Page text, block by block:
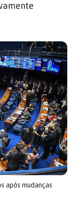
após mudanças